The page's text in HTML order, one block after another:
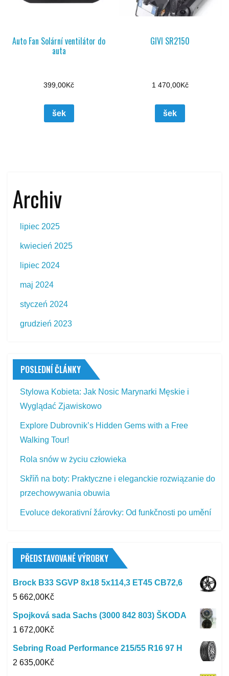
Auto Fan Solární ventilátor do
auta
399,00Kč
šek
GIVI SR2150
1 470,00Kč
šek
Archiv
lipiec 2025
kwiecień 2025
lipiec 2024
maj 2024
styczeń 2024
grudzień 2023
POSLEDNÍ ČLÁNKY
Stylowa Kobieta: Jak Nosic Marynarki Męskie i
Wyglądać Zjawiskowo
Explore Dubrovnik’s Hidden Gems with a Free
Walking Tour!
Rola snów w życiu człowieka
Skříň na boty: Praktyczne i eleganckie rozwiązanie do
przechowywania obuwia
Evoluce dekorativní žárovky: Od funkčnosti po umění
PŘEDSTAVOVANÉ VÝROBKY
Brock B33 SGVP 8x18 5x114,3 ET45 CB72,6
5 662,00Kč
Spojková sada Sachs (3000 842 803) ŠKODA
1 672,00Kč
Sebring Road Performance 215/55 R16 97 H
2 635,00Kč